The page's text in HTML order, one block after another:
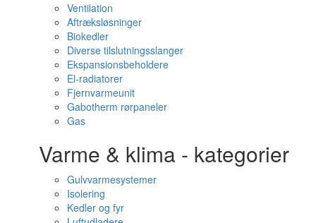
Ventilation
Aftræksløsninger
Biokedler
Diverse tilslutningsslanger
Ekspansionsbeholdere
El-radiatorer
Fjernvarmeunit
Gabotherm rørpaneler
Gas
Varme & klima - kategorier
Gulvvarmesystemer
Isolering
Kedler og fyr